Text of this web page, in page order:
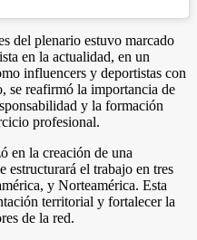
del plenario estuvo marcado
en la actualidad, en un
influencers y deportistas con
se reafirmó la importancia de
y la formación
profesional.
en la creación de una
el trabajo en tres
y Norteamérica. Esta
territorial y fortalecer la
de la red.